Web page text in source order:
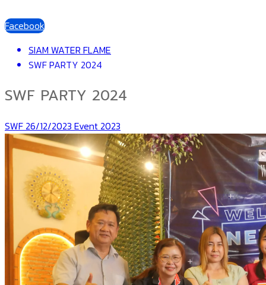
Facebook
SIAM WATER FLAME
SWF PARTY 2024
SWF PARTY 2024
SWF 26/12/2023 Event 2023